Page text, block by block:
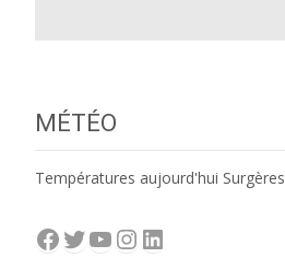
MÉTÉO
Températures aujourd'hui Surgères
Facebook
Twitter
YouTube
Instagram
LinkedIn